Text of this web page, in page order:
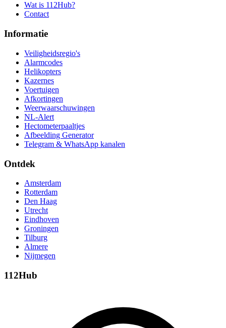
Wat is 112Hub?
Contact
Informatie
Veiligheidsregio's
Alarmcodes
Helikopters
Kazernes
Voertuigen
Afkortingen
Weerwaarschuwingen
NL-Alert
Hectometerpaaltjes
Afbeelding Generator
Telegram & WhatsApp kanalen
Ontdek
Amsterdam
Rotterdam
Den Haag
Utrecht
Eindhoven
Groningen
Tilburg
Almere
Nijmegen
112Hub